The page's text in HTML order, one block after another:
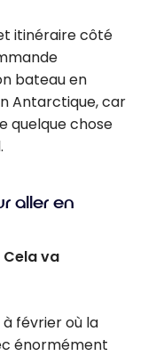
itinéraire côté
bateau en
Antarctique, car
quelque chose
aller en
Cela va
février où la
énormément